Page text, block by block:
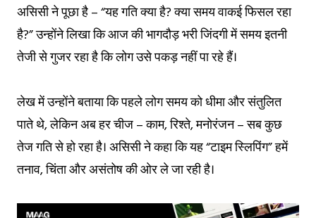
असिसी ने पूछा है – “यह गति क्या है? क्या समय वाकई फिसल रहा
है?” उन्होंने लिखा कि आज की भागदौड़ भरी जिंदगी में समय इतनी
तेजी से गुजर रहा है कि लोग उसे पकड़ नहीं पा रहे हैं।
लेख में उन्होंने बताया कि पहले लोग समय को धीमा और संतुलित
पाते थे, लेकिन अब हर चीज – काम, रिश्ते, मनोरंजन – सब कुछ
तेज गति से हो रहा है। असिसी ने कहा कि यह “टाइम स्लिपिंग” हमें
तनाव, चिंता और असंतोष की ओर ले जा रही है।